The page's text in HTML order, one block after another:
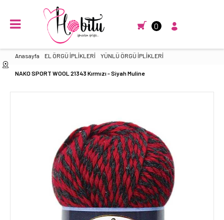
0
Anasayfa EL ÖRGÜ İPLİKLERİ YÜNLÜ ÖRGÜ İPLİKLERİ
NAKO SPORT WOOL 21343 Kırmızı - Siyah Muline